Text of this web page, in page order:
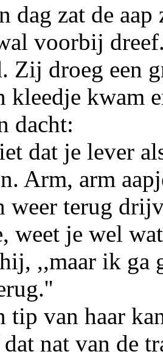
dag zat de
voorbij
Zij droeg een
kleedje kwam
dacht:
dat je lever
Arm, arm
terug
weet je wel
,,maar ik ga
tip van haar
nat van de